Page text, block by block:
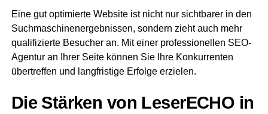
Eine gut opti­mier­te Web­site ist nicht nur sicht­ba­rer in den
Such­ma­schi­nen­er­geb­nis­sen, son­dern zieht auch mehr
qua­li­fi­zier­te Besu­cher an. Mit einer pro­fes­sio­nel­len SEO-
Agen­tur an Ihrer Sei­te kön­nen Sie Ihre Kon­kur­ren­ten
über­tref­fen und lang­fris­ti­ge Erfol­ge erzielen.
Die Stär­ken von Lese­r­ECHO in